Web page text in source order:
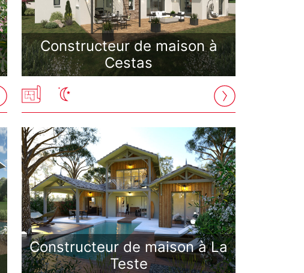
Constructeur de maison à
Cestas
Constructeur de maison à La
Teste